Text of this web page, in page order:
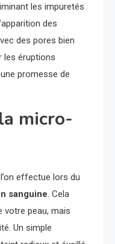
les impuretés
des
des pores bien
les éruptions
promesse de
micro-
effectue lors du
sanguine. Cela
votre peau, mais
Un simple